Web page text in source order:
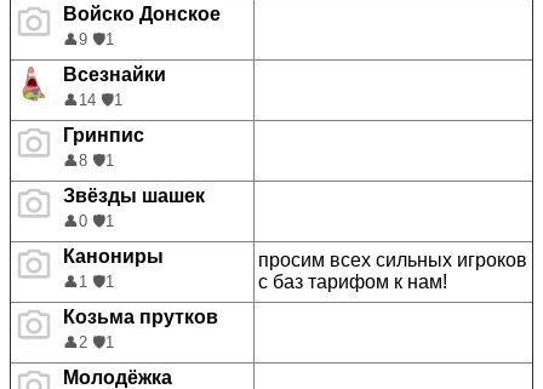
Войско Донское
👤9 🛡️1
Всезнайки
👤14 🛡️1
Гринпис
👤8 🛡️1
Звёзды шашек
👤0 🛡️1
Канониры
👤1 🛡️1
просим всех сильных игроков
с баз тарифом к нам!
Козьма прутков
👤2 🛡️1
Молодёжка